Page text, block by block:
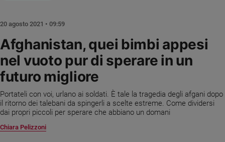
Fede
e
spiritualità
Santi
e
fede
del
Afghanistan, quei bimbi appesi
nel vuoto pur di sperare in un
futuro migliore
Portateli con voi, urlano ai soldati. È tale la tragedia degli afgani dopo
il ritorno dei talebani da spingerli a scelte estreme. Come dividersi
dai propri piccoli per sperare che abbiano un domani
Chiara Pelizzoni
20 agosto 2021 • 09:59